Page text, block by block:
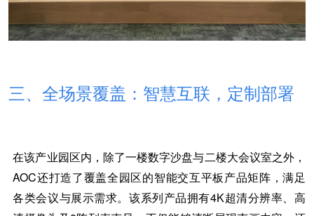
三、全场景覆盖：智慧互联，定制部署
在该产业园区内，除了一楼数字沙盘与二楼大会议室之外，
AOC还打造了覆盖全园区的智能交互平板产品矩阵，满足
各类会议与展示需求。该系列产品拥有4K超清分辨率、高